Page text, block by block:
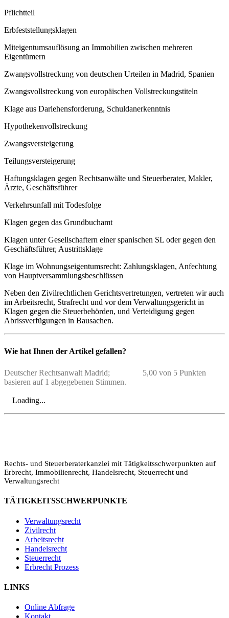
Pflichtteil
Erbfeststellungsklagen
Miteigentumsauflösung an Immobilien zwischen mehreren
Eigentümern
Zwangsvollstreckung von deutschen Urteilen in Madrid, Spanien
Zwangsvollstreckung von europäischen Vollstreckungstiteln
Klage aus Darlehensforderung, Schuldanerkenntnis
Hypothekenvollstreckung
Zwangsversteigerung
Teilungsversteigerung
Haftungsklagen gegen Rechtsanwälte und Steuerberater, Makler,
Ärzte, Geschäftsführer
Verkehrsunfall mit Todesfolge
Klagen gegen das Grundbuchamt
Klagen unter Gesellschaftern einer spanischen SL oder gegen den
Geschäftsführer, Austrittsklage
Klage im Wohnungseigentumsrecht: Zahlungsklagen, Anfechtung
von Hauptversammlungsbeschlüssen
Neben den Zivilrechtlichen Gerichtsvertretungen, vertreten wir auch
im Arbeitsrecht, Strafrecht und vor dem Verwaltungsgericht in
Klagen gegen die Steuerbehörden, und Verteidigung gegen
Abrissverfügungen in Bausachen.
Wie hat Ihnen der Artikel gefallen?
Deutscher Rechtsanwalt Madrid;
5,00 von 5 Punkten
basieren auf 1 abgegebenen Stimmen.
Loading...
Rechts- und Steuerberaterkanzlei mit Tätigkeitsschwerpunkten auf
Erbrecht, Immobilienrecht, Handelsrecht, Steuerrecht und
Verwaltungsrecht
TÄTIGKEITSSCHWERPUNKTE
Verwaltungsrecht
Zivilrecht
Arbeitsrecht
Handelsrecht
Steuerrecht
Erbrecht Prozess
LINKS
Online Abfrage
Legalium | Recht und Steuern Spanien
Sie wünschen sich rechtliche Sicherheit für Ihr
Vorhaben in Spanien?